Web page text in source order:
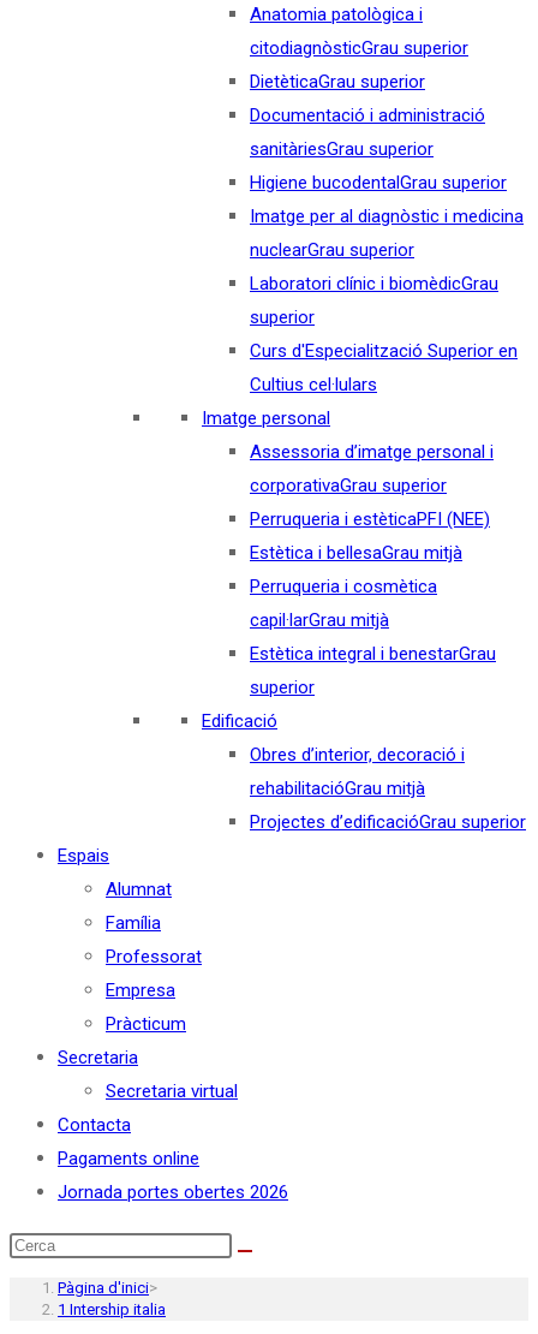
Anatomia patològica i
citodiagnòsticGrau superior
DietèticaGrau superior
Documentació i administració
sanitàriesGrau superior
Higiene bucodentalGrau superior
Imatge per al diagnòstic i medicina
nuclearGrau superior
Laboratori clínic i biomèdicGrau
superior
Curs d'Especialització Superior en
Cultius cel·lulars
Imatge personal
Assessoria d’imatge personal i
corporativaGrau superior
Perruqueria i estèticaPFI (NEE)
Estètica i bellesaGrau mitjà
Perruqueria i cosmètica
capil·larGrau mitjà
Estètica integral i benestarGrau
superior
Edificació
Obres d’interior, decoració i
rehabilitacióGrau mitjà
Projectes d’edificacióGrau superior
Espais
Alumnat
Família
Professorat
Empresa
Pràcticum
Secretaria
Secretaria virtual
Contacta
Pagaments online
Jornada portes obertes 2026
Pàgina d'inici>
1 Intership italia